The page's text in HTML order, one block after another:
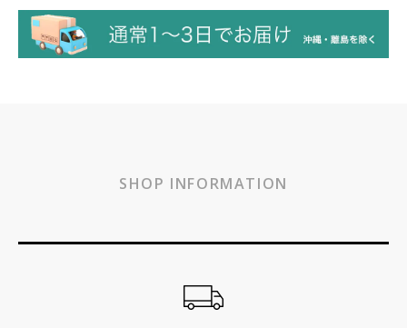
SHOP INFORMATION
ショッピングガイド